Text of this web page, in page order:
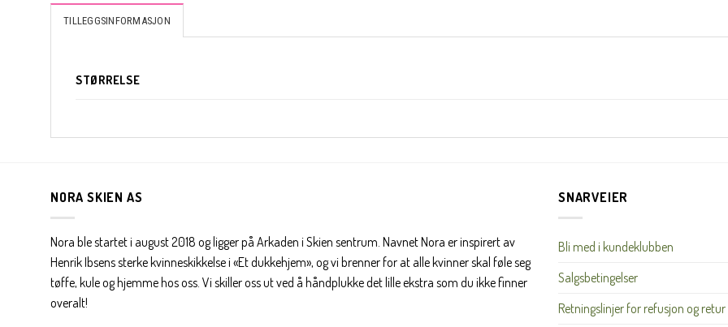
TILLEGGSINFORMASJON
STØRRELSE
NORA SKIEN AS
Nora ble startet i august 2018 og ligger på Arkaden i Skien sentrum. Navnet Nora er inspirert av
Henrik Ibsens sterke kvinneskikkelse i «Et dukkehjem», og vi brenner for at alle kvinner skal føle seg
tøffe, kule og hjemme hos oss. Vi skiller oss ut ved å håndplukke det lille ekstra som du ikke finner
overalt!
SNARVEIER
Bli med i kundeklubben
Salgsbetingelser
Retningslinjer for refusjon og retur
JA, HENT MIN RABATTKODE!
Nei takk, Jeg er ikke interessert